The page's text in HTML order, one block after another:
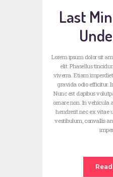
Last
Lorem ipsum dolor sit
elit. Phasellus
viverra. Etiam
gravida odio efficitur.
Nunc est dapibus
ornare non. In vehicula
hendrerit nec ex vitae
vestibulum, convallis